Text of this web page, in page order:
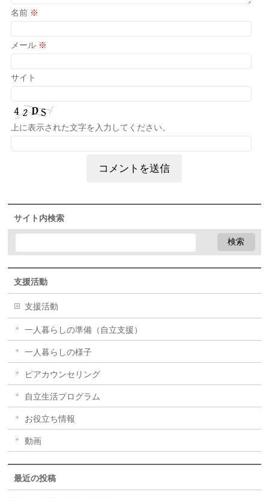
名前 ※
メール ※
サイト
上に表示された文字を入力してください。
サイト内検索
支援活動
支援活動
一人暮らしの準備（自立支援）
一人暮らしの様子
ピアカウンセリング
自立生活プログラム
お役立ち情報
動画
最近の投稿